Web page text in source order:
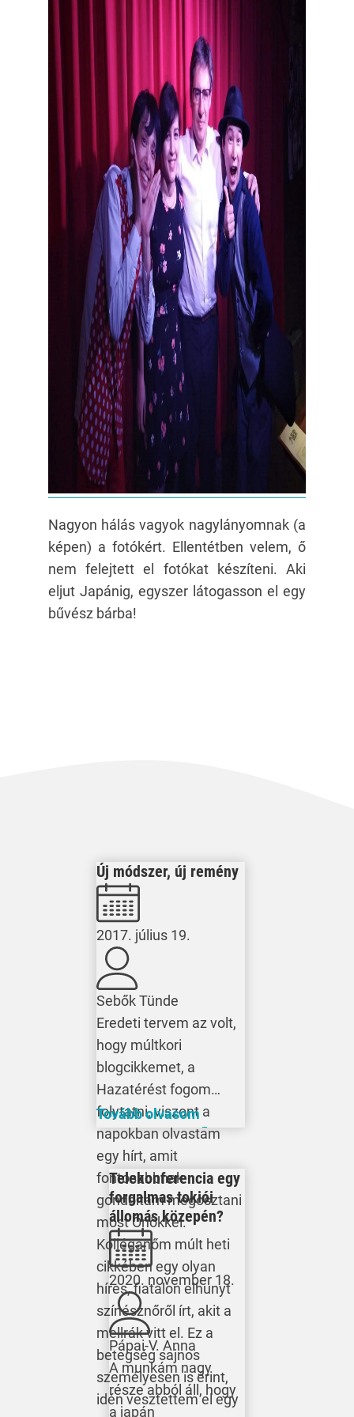
Nagyon hálás vagyok nagylányomnak (a
képen) a fotókért. Ellentétben velem, ő
nem felejtett el fotókat készíteni. Aki
eljut Japánig, egyszer látogasson el egy
bűvész bárba!
Új módszer, új remény
2017. július 19.
Sebők Tünde
Eredeti tervem az volt,
hogy múltkori
blogcikkemet, a
Hazatérést fogom
folytatni, viszont a
napokban olvastam
egy hírt, amit
fontosabbnak
gondoltam megosztani
most Önökkel.
Kolléganőm múlt heti
cikkében egy olyan
híres, fiatalon elhunyt
színésznőről írt, akit a
mellrák vitt el. Ez a
betegség sajnos
személyesen is érint,
idén vesztettem el egy
Tovább olvasom
Telekonferencia egy
forgalmas tokiói
állomás közepén?
2020. november 18.
Pápai-V. Anna
A munkám nagy
része abból áll, hogy
a japán